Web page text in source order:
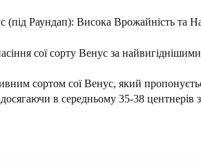
(під Раундап): Висока Врожайність та
сої сорту Венус за
сортом сої Венус, який
в середньому 35-38 центнерів